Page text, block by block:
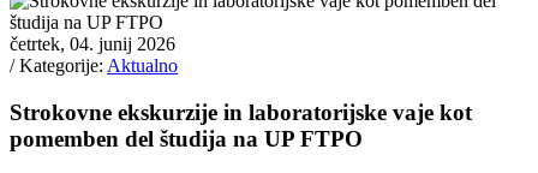
četrtek, 04. junij 2026
/ Kategorije: Aktualno
Strokovne ekskurzije in laboratorijske vaje kot
pomemben del študija na UP FTPO